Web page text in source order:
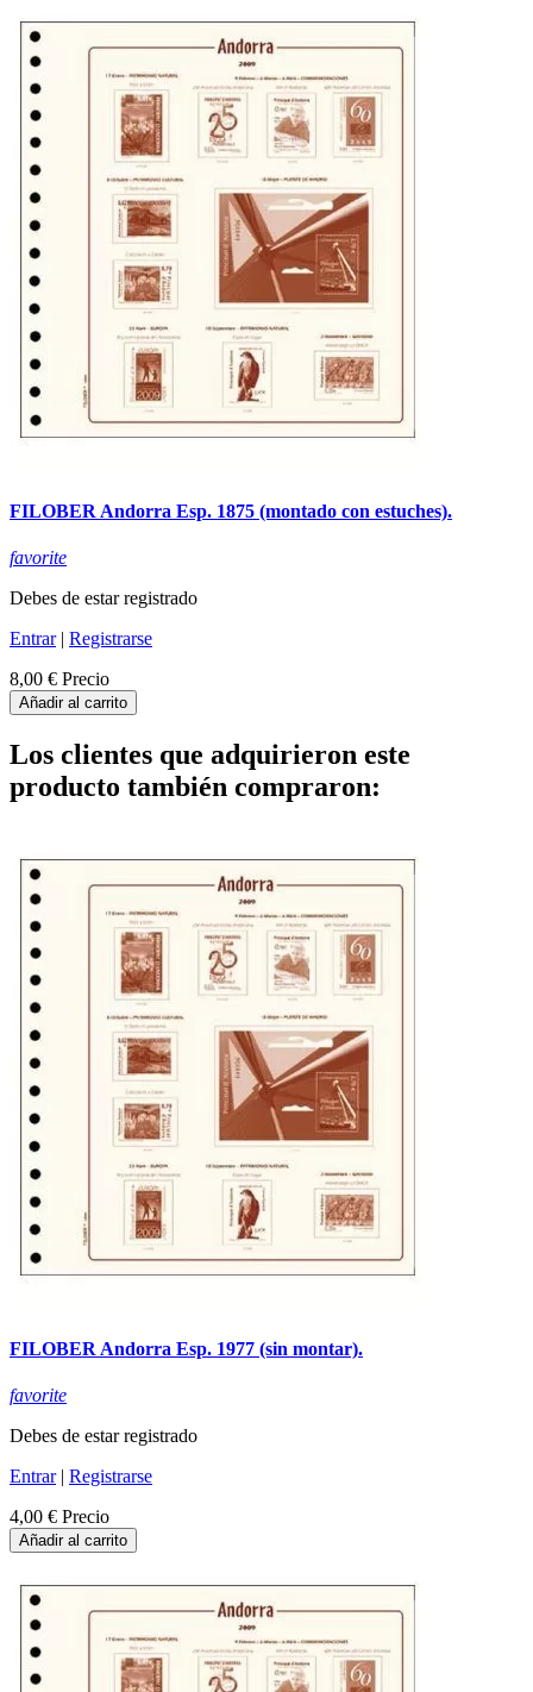
FILOBER Andorra Esp. 1875 (montado con estuches).
favorite
Debes de estar registrado
Entrar| Registrarse
8,00 € Precio
Añadir al carrito
Los clientes que adquirieron este
producto también compraron:
FILOBER Andorra Esp. 1977 (sin montar).
favorite
Debes de estar registrado
Entrar| Registrarse
4,00 € Precio
Añadir al carrito